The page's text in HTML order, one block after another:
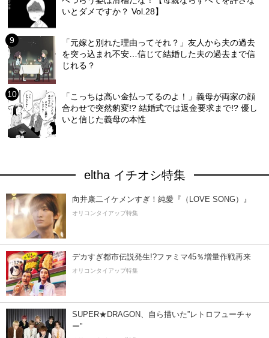
いとダメですか？ Vol.28】
「元嫁と別れた理由ってそれ？」友人から夫の過去
を突っ込まれ不安…信じて結婚した夫の過去まで信
じれる？
「こっちは高い金払ってるのよ！」義母が両家の顔
合わせで突然豹変!? 結婚式では返金要求まで!? 優し
いと信じた義母の本性
eltha イチオシ特集
向井康二イケメンすぎ！純愛『（LOVE SONG）』
オリコンタイアップ特集
デカすぎ都市伝説発生!?ファミマ45％増量作戦再来
オリコンタイアップ特集
SUPER★DRAGON、自ら描いた”レトロフューチャ
ー”